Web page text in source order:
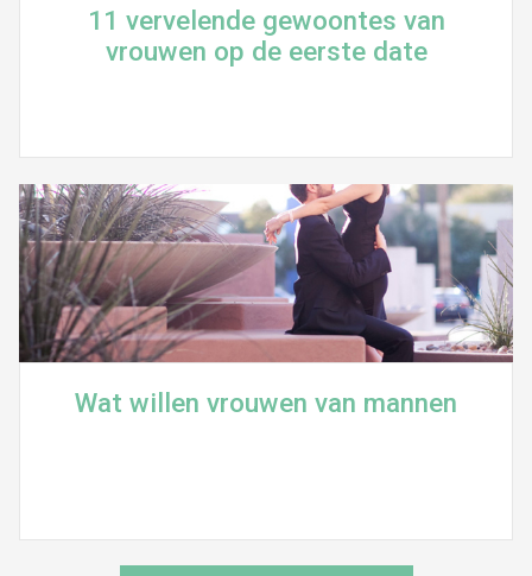
11 vervelende gewoontes van
vrouwen op de eerste date
Wat willen vrouwen van mannen